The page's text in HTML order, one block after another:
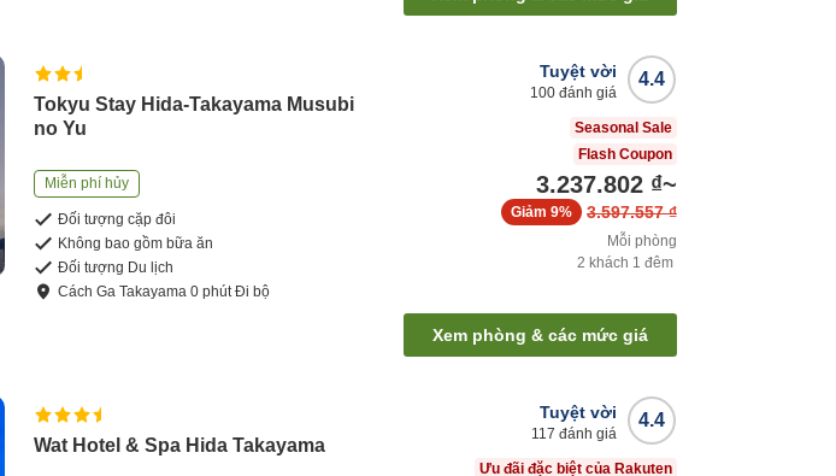
Tokyu Stay Hida-Takayama Musubi
no Yu
Miễn phí hủy
Đối tượng cặp đôi
Không bao gồm bữa ăn
Đối tượng Du lịch
CáchGa Takayama0 phútĐi bộ
4.4
Tuyệt vời
100 đánh giá
Seasonal Sale
Flash Coupon
3.237.802 ₫~
3.597.557 ₫
Giảm 9%
Mỗi phòng
2 khách 1 đêm
Xem phòng & các mức giá
Wat Hotel & Spa Hida Takayama
4.4
Tuyệt vời
117 đánh giá
Ưu đãi đặc biệt của Rakuten